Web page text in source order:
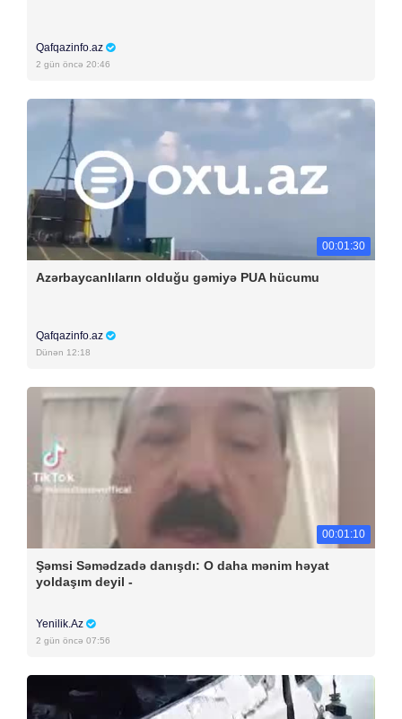
Qafqazinfo.az
2 gün öncə 20:46
00:01:30
Azərbaycanlıların olduğu gəmiyə PUA hücumu
Qafqazinfo.az
Dünən 12:18
00:01:10
Şəmsi Səmədzadə danışdı: O daha mənim həyat
yoldaşım deyil -
Yenilik.Az
2 gün öncə 07:56